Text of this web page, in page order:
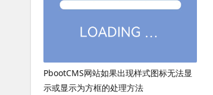
PbootCMS网站如果出现样式图标无法显
示或显示为方框的处理方法